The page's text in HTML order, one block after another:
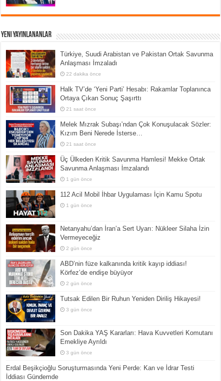
Yeni Yayınlananlar
Türkiye, Suudi Arabistan ve Pakistan Ortak Savunma
Anlaşması İmzaladı
22 dakika önce
Halk TV’de ‘Yeni Parti’ Hesabı: Rakamlar Toplanınca
Ortaya Çıkan Sonuç Şaşırttı
21 saat önce
Melek Mızrak Subaşı’ndan Çok Konuşulacak Sözler:
Kızım Beni Nerede İsterse…
21 saat önce
Üç Ülkeden Kritik Savunma Hamlesi! Mekke Ortak
Savunma Anlaşması İmzalandı
1 gün önce
112 Acil Mobil İhbar Uygulaması İçin Kamu Spotu
1 gün önce
Netanyahu’dan İran’a Sert Uyarı: Nükleer Silaha İzin
Vermeyeceğiz
2 gün önce
ABD’nin füze kalkanında kritik kayıp iddiası!
Körfez’de endişe büyüyor
2 gün önce
Tutsak Edilen Bir Ruhun Yeniden Diriliş Hikayesi!
3 gün önce
Son Dakika YAŞ Kararları: Hava Kuvvetleri Komutanı
Emekliye Ayrıldı
3 gün önce
Erdal Beşikçioğlu Soruşturmasında Yeni Perde: Kan ve İdrar Testi
İddiası Gündemde